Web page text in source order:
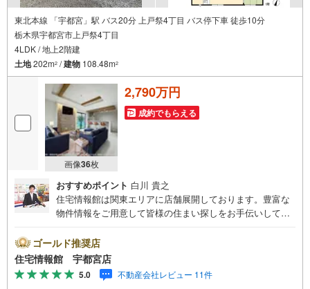
東北本線 「宇都宮」駅 バス20分 上戸祭4丁目 バス停下車 徒歩10分
栃木県宇都宮市上戸祭4丁目
4LDK / 地上2階建
土地202m2 /建物 108.48m2
画像36枚
2,790万円
成約でもらえる
おすすめポイント 白川 貴之
住宅情報館は関東エリアに店舗展開しております。豊富な
物件情報をご用意して皆様の住まい探しをお手伝いしてお
さい。住宅ローン相談会も同時開催中無理のない住宅ロー
ンの試算やご購入の際にかかる諸費用の概算も行っており
ます。しっかりとした資金計画のアドバイスをさせて頂き
ますので、お気軽にご相談ください。
ゴールド推奨店
住宅情報館 宇都宮店
5.0 不動産会社レビュー 11件